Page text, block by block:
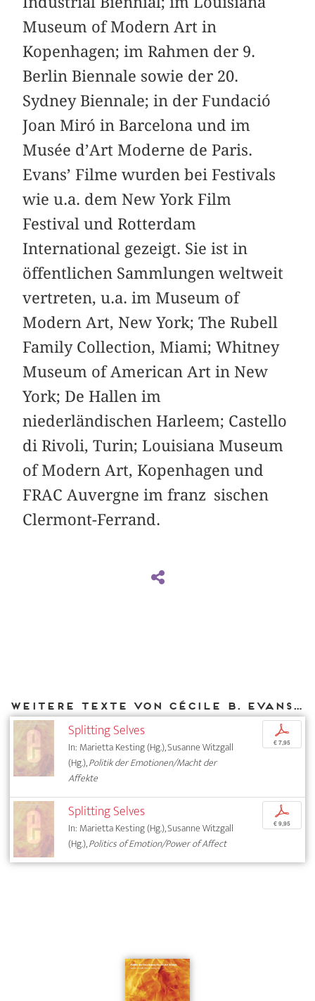
Museum of Modern Art in
Kopenhagen; im Rahmen der 9.
Berlin Biennale sowie der 20.
Sydney Biennale; in der Fundació
Joan Miró in Barcelona und im
Musée d’Art Moderne de Paris.
Evans’ Filme wurden bei Festivals
wie u.a. dem New York Film
Festival und Rotterdam
International gezeigt. Sie ist in
öffentlichen Sammlungen weltweit
vertreten, u.a. im Museum of
Modern Art, New York; The Rubell
Family Collection, Miami; Whitney
Museum of American Art in New
York; De Hallen im
niederländischen Harleem; Castello
di Rivoli, Turin; Louisiana Museum
of Modern Art, Kopenhagen und
FRAC Auvergne im franz sischen
Clermont-Ferrand.
Weitere Texte von Cécile B. Evans bei DIAPHANES
Splitting Selves
In: Marietta Kesting (Hg.), Susanne Witzgall
(Hg.),Politik der Emotionen/Macht der
Affekte
p
€ 7,95
Splitting Selves
In: Marietta Kesting (Hg.), Susanne Witzgall
(Hg.),Politics of Emotion/Power of Affect
p
€ 9,95